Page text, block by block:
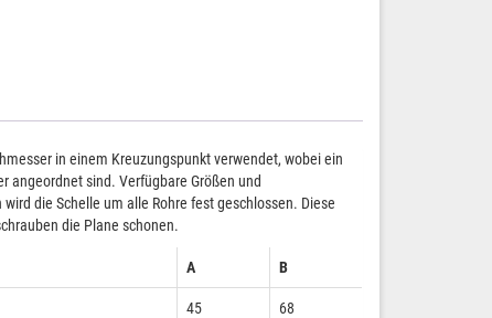
in einem Kreuzungspunkt verwendet, wobei ein
angeordnet sind. Verfügbare Größen und
die Schelle um alle Rohre fest geschlossen. Diese
die Plane schonen.
A B
45 68